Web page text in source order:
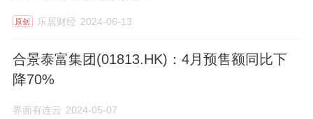
原创 乐居财经 2024-06-13
合景泰富集团(01813.HK)：4月预售额同比下
降70%
界面有连云 2024-05-07